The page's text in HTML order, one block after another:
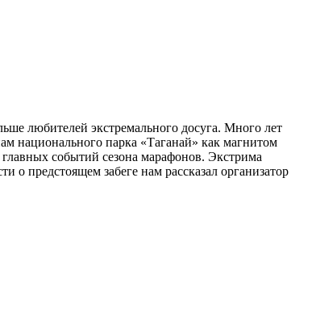
любителей экстремального досуга. Много лет
национального парка «Таганай» как магнитом
событий сезона марафонов. Экстрима
предстоящем забеге нам рассказал организатор